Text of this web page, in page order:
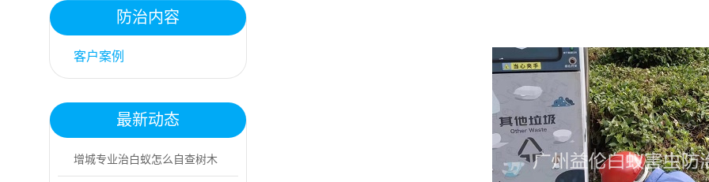
防治内容
客户案例
最新动态
增城专业治白蚁怎么自查树木